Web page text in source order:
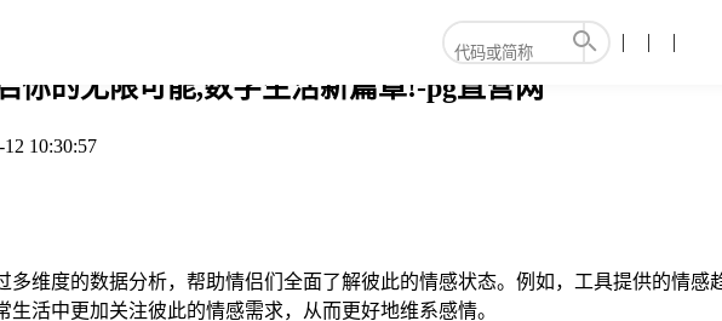
的无限可能,数字生活新篇章!-pg直营网
12 10:30:57
多维度的数据分析，帮助情侣们全面了解彼此的情感状态。例如，工具提供的情
活中更加关注彼此的情感需求，从而更好地维系感情。